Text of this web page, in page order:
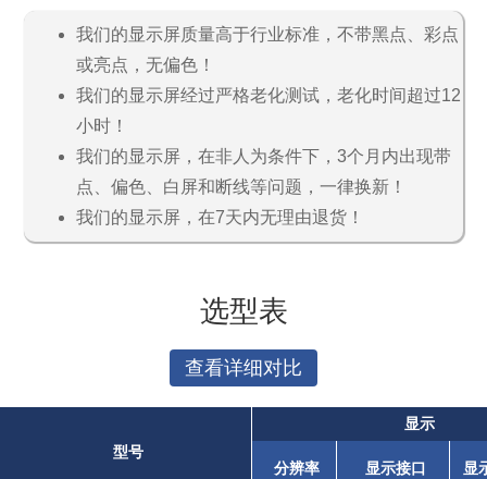
我们的显示屏质量高于行业标准，不带黑点、彩点
或亮点，无偏色！
我们的显示屏经过严格老化测试，老化时间超过12
小时！
我们的显示屏，在非人为条件下，3个月内出现带
点、偏色、白屏和断线等问题，一律换新！
我们的显示屏，在7天内无理由退货！
选型表
查看详细对比
型号
显示
分辨率 显示接口 显